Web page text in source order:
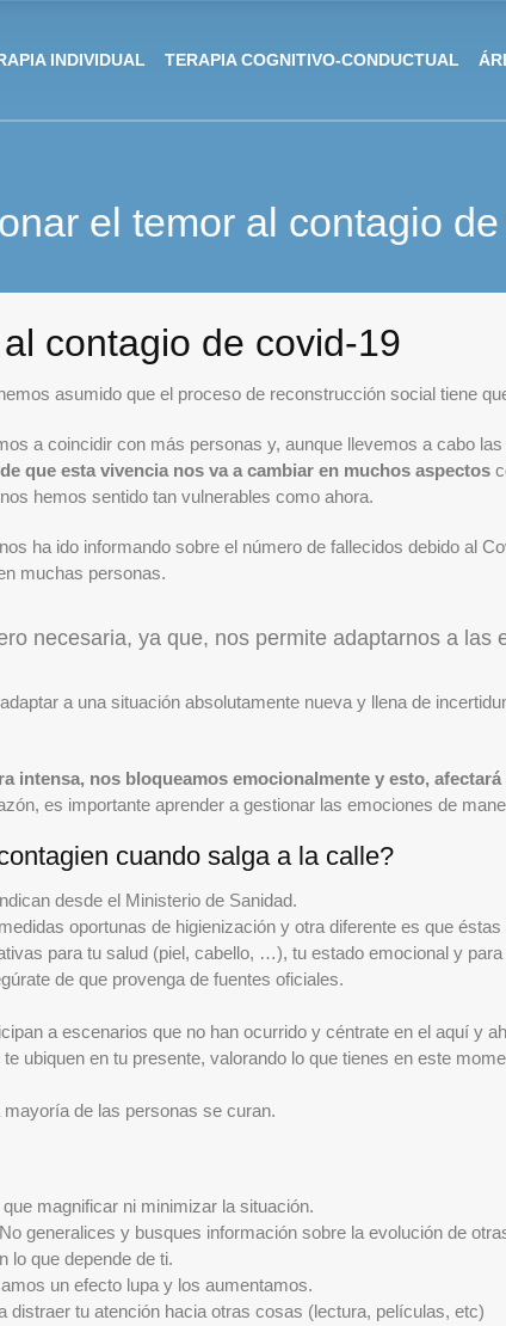
INDIVIDUAL TERAPIA COGNITIVO-CONDUCTUAL
el temor al contagio
contagio de covid-19
asumido que el proceso de reconstrucción social tiene
a coincidir con más personas y, aunque llevemos a cabo
que esta vivencia nos va a cambiar en muchos aspectos
hemos sentido tan vulnerables como ahora.
ha ido informando sobre el número de fallecidos debido al
muchas personas.
necesaria, ya que, nos permite adaptarnos a las
a una situación absolutamente nueva y llena de
intensa, nos bloqueamos emocionalmente y esto,
es importante aprender a gestionar las emociones de
cuando salga a la calle?
desde el Ministerio de Sanidad.
oportunas de higienización y otra diferente es que
para tu salud (piel, cabello, …), tu estado emocional y
de que provenga de fuentes oficiales.
a escenarios que no han ocurrido y céntrate en el aquí y
ubiquen en tu presente, valorando lo que tienes en este
de las personas se curan.
magnificar ni minimizar la situación.
generalices y busques información sobre la evolución de
lo que depende de ti.
un efecto lupa y los aumentamos.
distraer tu atención hacia otras cosas (lectura, películas, etc)